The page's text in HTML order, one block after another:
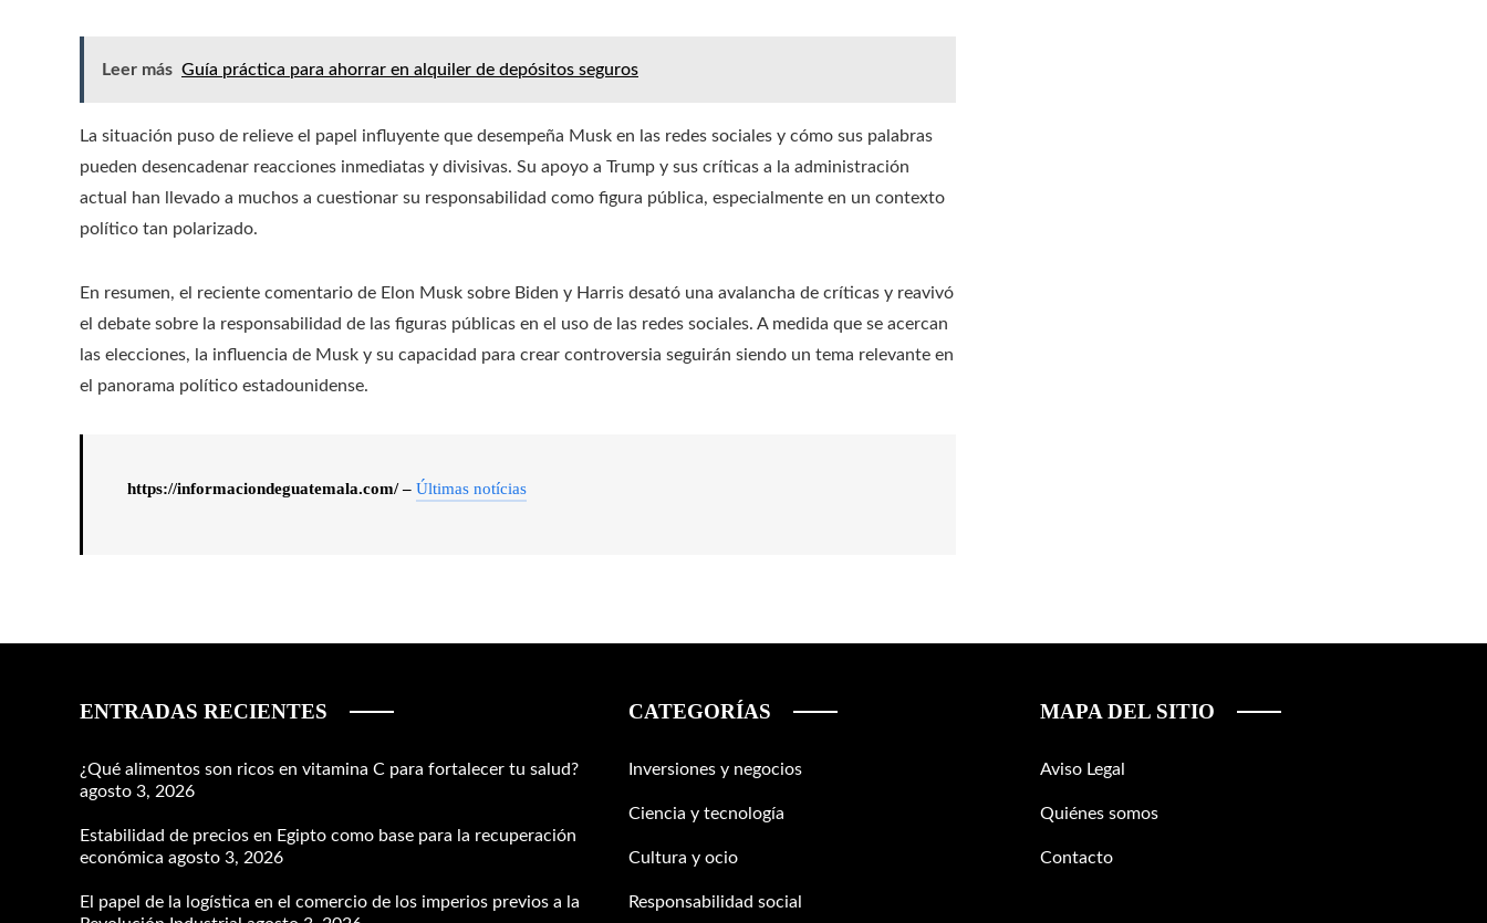
Leer más Guía práctica para ahorrar en alquiler de depósitos seguros
La situación puso de relieve el papel influyente que desempeña Musk en las redes sociales y cómo sus palabras
pueden desencadenar reacciones inmediatas y divisivas. Su apoyo a Trump y sus críticas a la administración
actual han llevado a muchos a cuestionar su responsabilidad como figura pública, especialmente en un contexto
político tan polarizado.
En resumen, el reciente comentario de Elon Musk sobre Biden y Harris desató una avalancha de críticas y reavivó
el debate sobre la responsabilidad de las figuras públicas en el uso de las redes sociales. A medida que se acercan
las elecciones, la influencia de Musk y su capacidad para crear controversia seguirán siendo un tema relevante en
el panorama político estadounidense.
https://informaciondeguatemala.com/ – Últimas notícias
ENTRADAS RECIENTES
¿Qué alimentos son ricos en vitamina C para fortalecer tu salud?
agosto 3, 2026
Estabilidad de precios en Egipto como base para la recuperación
económica agosto 3, 2026
El papel de la logística en el comercio de los imperios previos a la
CATEGORÍAS
Inversiones y negocios
Ciencia y tecnología
Cultura y ocio
Responsabilidad social
MAPA DEL SITIO
Aviso Legal
Quiénes somos
Contacto